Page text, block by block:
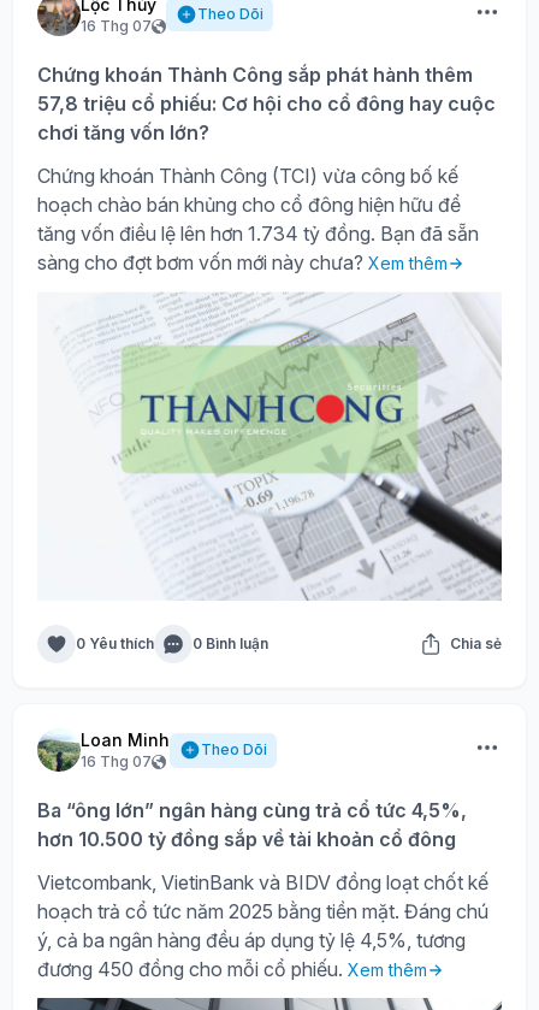
Lộc Thủy
16 Thg 07
Theo Dõi
Chứng khoán Thành Công sắp phát hành thêm
57,8 triệu cổ phiếu: Cơ hội cho cổ đông hay cuộc
chơi tăng vốn lớn?
Chứng khoán Thành Công (TCI) vừa công bố kế
hoạch chào bán khủng cho cổ đông hiện hữu để
tăng vốn điều lệ lên hơn 1.734 tỷ đồng. Bạn đã sẵn
sàng cho đợt bơm vốn mới này chưa? Xem thêm
0 Yêu thích 0 Bình luận Chia sẻ
Loan Minh
16 Thg 07
Theo Dõi
Ba “ông lớn” ngân hàng cùng trả cổ tức 4,5%,
hơn 10.500 tỷ đồng sắp về tài khoản cổ đông
Vietcombank, VietinBank và BIDV đồng loạt chốt kế
hoạch trả cổ tức năm 2025 bằng tiền mặt. Đáng chú
ý, cả ba ngân hàng đều áp dụng tỷ lệ 4,5%, tương
đương 450 đồng cho mỗi cổ phiếu. Xem thêm